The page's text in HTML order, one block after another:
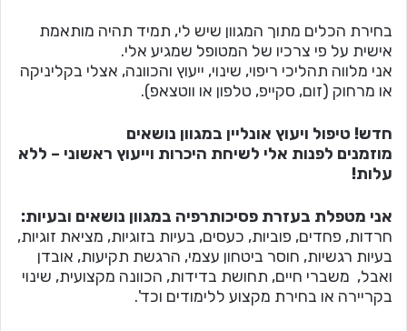
בחירת הכלים מתוך המגוון שיש לי, תמיד תהיה מותאמת
אישית על פי צרכיו של המטופל שמגיע אלי.
אני מלווה תהליכי ריפוי, שינוי, ייעוץ והכוונה, אצלי בקליניקה
או מרחוק (זום, סקייפ, טלפון או ווטצאפ).
חדש! טיפול ויעוץ אונליין במגוון נושאים
מוזמנים לפנות אלי לשיחת היכרות וייעוץ ראשוני – ללא
עלות!
אני מטפלת בעזרת פסיכותרפיה במגוון נושאים ובעיות:
חרדות, פחדים, פוביות, כעסים, בעיות בזוגיות, מציאת זוגיות,
בעיות רגשיות, חוסר ביטחון עצמי, הרגשת תקיעות, אובדן
ואבל, משברי חיים, תחושת בדידות, הכוונה מקצועית, שינוי
בקריירה או בחירת מקצוע ללימודים וכד'.